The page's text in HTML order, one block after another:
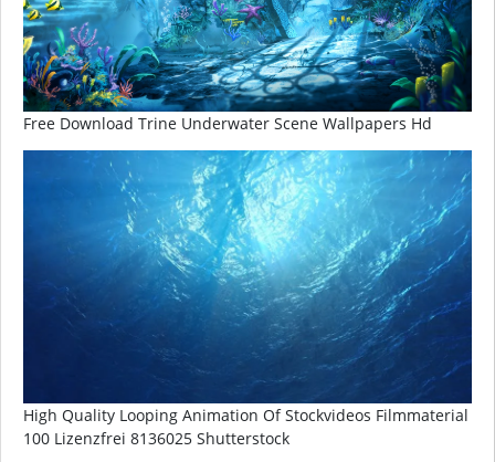
Free Download Trine Underwater Scene Wallpapers Hd
High Quality Looping Animation Of Stockvideos Filmmaterial
100 Lizenzfrei 8136025 Shutterstock